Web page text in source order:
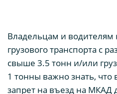
Владельцам и водителям
грузового транспорта с
свыше 3.5 тонн и/или
1 тонны важно знать, что
запрет на въезд на МКАД